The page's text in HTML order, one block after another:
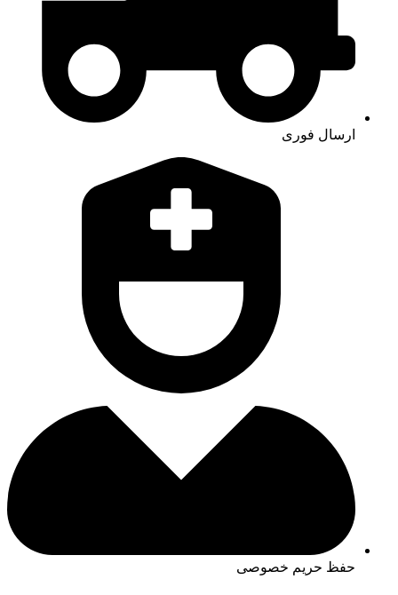
ارسال فوری
حفظ حریم خصوصی